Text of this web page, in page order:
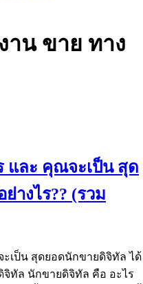
าน ขาย ทาง
และ คุณจะเป็น สุด
างไร?? (รวม
เป็น สุดยอดนักขายดิจิทัล ได้
จิทัล นักขายดิจิทัล คือ อะไร